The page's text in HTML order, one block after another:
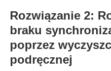
Rozwiązanie 2:
braku
poprzez
podręcznej